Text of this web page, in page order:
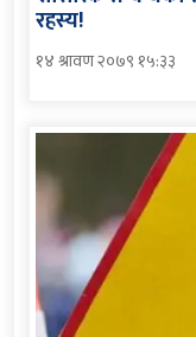
रहस्य!
१४ श्रावण २०७९ १५:३३